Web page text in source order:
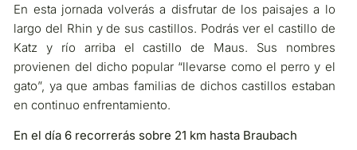
En esta jornada volverás a disfrutar de los paisajes a lo
largo del Rhin y de sus castillos. Podrás ver el castillo de
Katz y río arriba el castillo de Maus. Sus nombres
provienen del dicho popular “llevarse como el perro y el
gato”, ya que ambas familias de dichos castillos estaban
en continuo enfrentamiento.
En el día 6 recorrerás sobre 21 km hasta Braubach